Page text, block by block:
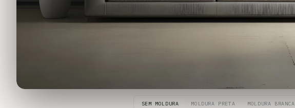
SEM MOLDURA MOLDURA PRETA MOLDURA BRANCA